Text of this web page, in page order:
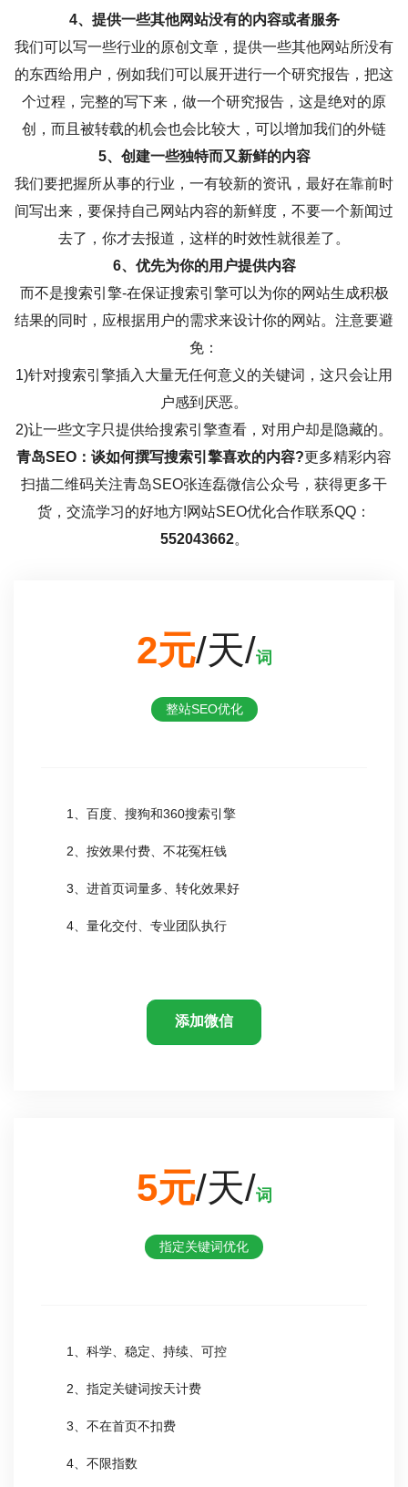
4、提供一些其他网站没有的内容或者服务
我们可以写一些行业的原创文章，提供一些其他网站所没有
的东西给用户，例如我们可以展开进行一个研究报告，把这
个过程，完整的写下来，做一个研究报告，这是绝对的原
创，而且被转载的机会也会比较大，可以增加我们的外链
5、创建一些独特而又新鲜的内容
我们要把握所从事的行业，一有较新的资讯，最好在靠前时
间写出来，要保持自己网站内容的新鲜度，不要一个新闻过
去了，你才去报道，这样的时效性就很差了。
6、优先为你的用户提供内容
而不是搜索引擎-在保证搜索引擎可以为你的网站生成积极
结果的同时，应根据用户的需求来设计你的网站。注意要避
免：
1)针对搜索引擎插入大量无任何意义的关键词，这只会让用
户感到厌恶。
2)让一些文字只提供给搜索引擎查看，对用户却是隐藏的。
青岛SEO：谈如何撰写搜索引擎喜欢的内容?更多精彩内容
扫描二维码关注青岛SEO张连磊微信公众号，获得更多干
货，交流学习的好地方!网站SEO优化合作联系QQ：
552043662。
2元/天/词
整站SEO优化
1、百度、搜狗和360搜索引擎
2、按效果付费、不花冤枉钱
3、进首页词量多、转化效果好
4、量化交付、专业团队执行
添加微信
5元/天/词
指定关键词优化
1、科学、稳定、持续、可控
2、指定关键词按天计费
3、不在首页不扣费
4、不限指数